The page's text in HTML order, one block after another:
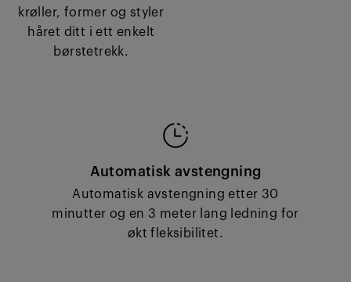
krøller, former og styler
håret ditt i ett enkelt
børstetrekk.
Automatisk avstengning
Automatisk avstengning etter 30
minutter og en 3 meter lang ledning for
økt fleksibilitet.